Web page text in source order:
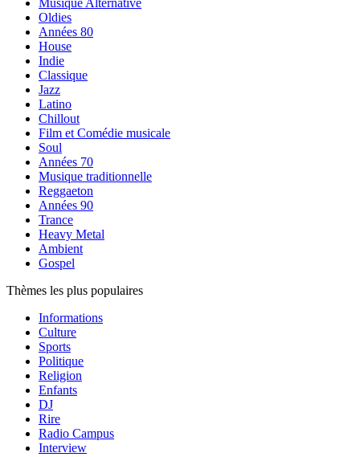
Musique Alternative
Oldies
Années 80
House
Indie
Classique
Jazz
Latino
Chillout
Film et Comédie musicale
Soul
Années 70
Musique traditionnelle
Reggaeton
Années 90
Trance
Heavy Metal
Ambient
Gospel
Thèmes les plus populaires
Informations
Culture
Sports
Politique
Religion
Enfants
DJ
Rire
Radio Campus
Interview